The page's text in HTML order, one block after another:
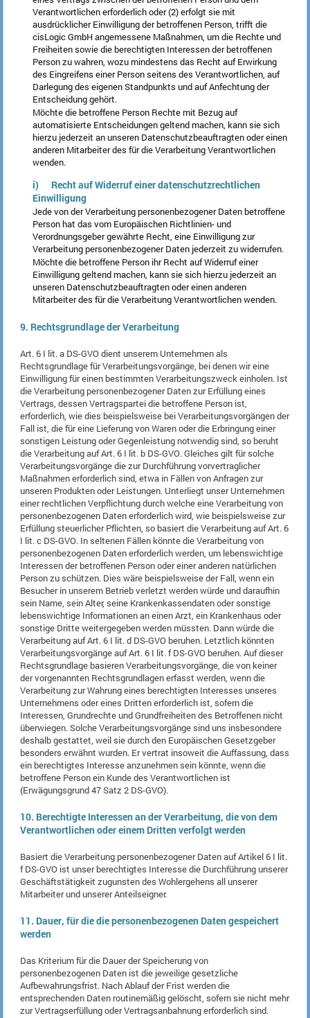
Verantwortlichen erforderlich oder (2) erfolgt sie mit
ausdrücklicher Einwilligung der betroffenen Person, trifft die
cisLogic GmbH angemessene Maßnahmen, um die Rechte und
Freiheiten sowie die berechtigten Interessen der betroffenen
Person zu wahren, wozu mindestens das Recht auf Erwirkung
des Eingreifens einer Person seitens des Verantwortlichen, auf
Darlegung des eigenen Standpunkts und auf Anfechtung der
Entscheidung gehört.
Möchte die betroffene Person Rechte mit Bezug auf
automatisierte Entscheidungen geltend machen, kann sie sich
hierzu jederzeit an unseren Datenschutzbeauftragten oder einen
anderen Mitarbeiter des für die Verarbeitung Verantwortlichen
wenden.
i) Recht auf Widerruf einer datenschutzrechtlichen
Einwilligung
Jede von der Verarbeitung personenbezogener Daten betroffene
Person hat das vom Europäischen Richtlinien- und
Verordnungsgeber gewährte Recht, eine Einwilligung zur
Verarbeitung personenbezogener Daten jederzeit zu widerrufen.
Möchte die betroffene Person ihr Recht auf Widerruf einer
Einwilligung geltend machen, kann sie sich hierzu jederzeit an
unseren Datenschutzbeauftragten oder einen anderen
Mitarbeiter des für die Verarbeitung Verantwortlichen wenden.
9. Rechtsgrundlage der Verarbeitung
Art. 6 I lit. a DS-GVO dient unserem Unternehmen als
Rechtsgrundlage für Verarbeitungsvorgänge, bei denen wir eine
Einwilligung für einen bestimmten Verarbeitungszweck einholen. Ist
die Verarbeitung personenbezogener Daten zur Erfüllung eines
Vertrags, dessen Vertragspartei die betroffene Person ist,
erforderlich, wie dies beispielsweise bei Verarbeitungsvorgängen der
Fall ist, die für eine Lieferung von Waren oder die Erbringung einer
sonstigen Leistung oder Gegenleistung notwendig sind, so beruht
die Verarbeitung auf Art. 6 I lit. b DS-GVO. Gleiches gilt für solche
Verarbeitungsvorgänge die zur Durchführung vorvertraglicher
Maßnahmen erforderlich sind, etwa in Fällen von Anfragen zur
unseren Produkten oder Leistungen. Unterliegt unser Unternehmen
einer rechtlichen Verpflichtung durch welche eine Verarbeitung von
personenbezogenen Daten erforderlich wird, wie beispielsweise zur
Erfüllung steuerlicher Pflichten, so basiert die Verarbeitung auf Art. 6
I lit. c DS-GVO. In seltenen Fällen könnte die Verarbeitung von
personenbezogenen Daten erforderlich werden, um lebenswichtige
Interessen der betroffenen Person oder einer anderen natürlichen
Person zu schützen. Dies wäre beispielsweise der Fall, wenn ein
Besucher in unserem Betrieb verletzt werden würde und daraufhin
sein Name, sein Alter, seine Krankenkassendaten oder sonstige
lebenswichtige Informationen an einen Arzt, ein Krankenhaus oder
sonstige Dritte weitergegeben werden müssten. Dann würde die
Verarbeitung auf Art. 6 I lit. d DS-GVO beruhen. Letztlich könnten
Verarbeitungsvorgänge auf Art. 6 I lit. f DS-GVO beruhen. Auf dieser
Rechtsgrundlage basieren Verarbeitungsvorgänge, die von keiner
der vorgenannten Rechtsgrundlagen erfasst werden, wenn die
Verarbeitung zur Wahrung eines berechtigten Interesses unseres
Unternehmens oder eines Dritten erforderlich ist, sofern die
Interessen, Grundrechte und Grundfreiheiten des Betroffenen nicht
überwiegen. Solche Verarbeitungsvorgänge sind uns insbesondere
deshalb gestattet, weil sie durch den Europäischen Gesetzgeber
besonders erwähnt wurden. Er vertrat insoweit die Auffassung, dass
ein berechtigtes Interesse anzunehmen sein könnte, wenn die
betroffene Person ein Kunde des Verantwortlichen ist
(Erwägungsgrund 47 Satz 2 DS-GVO).
10. Berechtigte Interessen an der Verarbeitung, die von dem
Verantwortlichen oder einem Dritten verfolgt werden
Basiert die Verarbeitung personenbezogener Daten auf Artikel 6 I lit.
f DS-GVO ist unser berechtigtes Interesse die Durchführung unserer
Geschäftstätigkeit zugunsten des Wohlergehens all unserer
Mitarbeiter und unserer Anteilseigner.
11. Dauer, für die die personenbezogenen Daten gespeichert
werden
Das Kriterium für die Dauer der Speicherung von
personenbezogenen Daten ist die jeweilige gesetzliche
Aufbewahrungsfrist. Nach Ablauf der Frist werden die
entsprechenden Daten routinemäßig gelöscht, sofern sie nicht mehr
zur Vertragserfüllung oder Vertragsanbahnung erforderlich sind.